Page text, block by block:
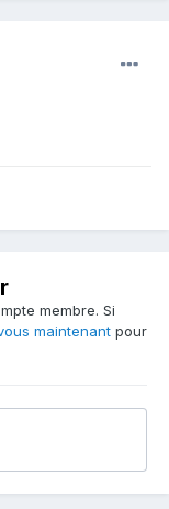
membre. Si
maintenant pour